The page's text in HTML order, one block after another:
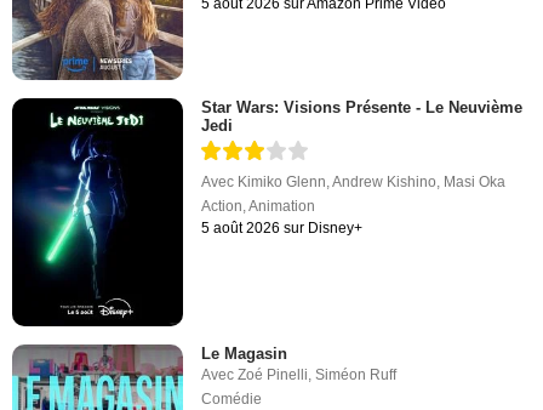
5 août 2026 sur Amazon Prime Video
Star Wars: Visions Présente - Le Neuvième
Jedi
Avec Kimiko Glenn,Andrew Kishino, Masi Oka
Action,Animation
5 août 2026 sur Disney+
Le Magasin
AvecZoé Pinelli,Siméon Ruff
Comédie